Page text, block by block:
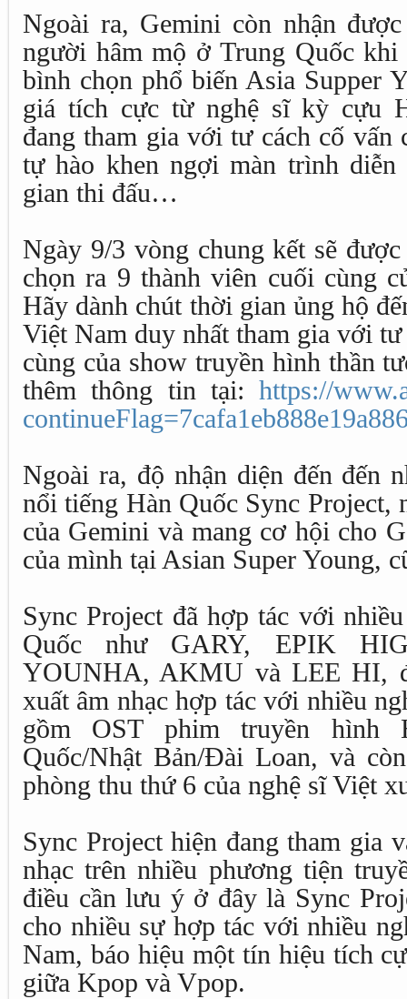
Ngoài ra, Gemini còn nhận
người hâm mộ ở Trung Quốc
bình chọn phổ biến Asia Supper
giá tích cực từ nghệ sĩ kỳ cựu
đang tham gia với tư cách cố vấn
tự hào khen ngợi màn trình
gian thi đấu…
Ngày 9/3 vòng chung kết sẽ
chọn ra 9 thành viên cuối cùng
Hãy dành chút thời gian ủng hộ
Việt Nam duy nhất tham gia với
cùng của show truyền hình thần
thêm thông tin tại: https://
Ngoài ra, độ nhận diện đến đến
nổi tiếng Hàn Quốc Sync Project,
của Gemini và mang cơ hội cho
của mình tại Asian Super Young,
Sync Project đã hợp tác với
Quốc như GARY, EPIK
YOUNHA, AKMU và LEE HI,
xuất âm nhạc hợp tác với nhiều
gồm OST phim truyền hình
Quốc/Nhật Bản/Đài Loan, và
phòng thu thứ 6 của nghệ sĩ Việt
Sync Project hiện đang tham gia
nhạc trên nhiều phương tiện
điều cần lưu ý ở đây là Sync
cho nhiều sự hợp tác với nhiều
Nam, báo hiệu một tín hiệu tích
giữa Kpop và Vpop.